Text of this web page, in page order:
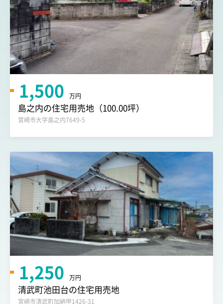
1,500 万円
島之内の住宅用売地（100.00坪）
宮崎市大字島之内7649-5
1,250 万円
清武町池田台の住宅用売地
宮崎市清武町加納甲1426-31